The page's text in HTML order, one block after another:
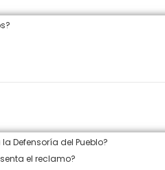
Defensoría del Pueblo?
el reclamo?